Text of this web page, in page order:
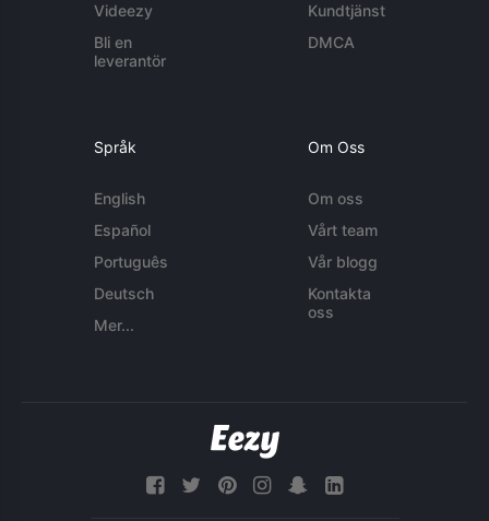
Videezy
Bli en
leverantör
Kundtjänst
DMCA
Språk
English
Español
Português
Deutsch
Mer...
Om Oss
Om oss
Vårt team
Vår blogg
Kontakta
oss